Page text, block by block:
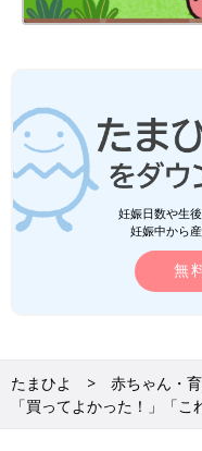
妊娠日数や生
妊娠中から
無
たまひよ 赤ちゃん・
「買ってよかった！」「